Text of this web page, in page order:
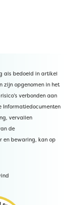
als bedoeld in artikel
zijn opgenomen in het
verbonden aan
Informatiedocumenten
vervallen
de
en bewaring, kan op